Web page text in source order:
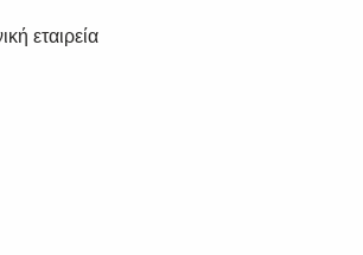
εταιρεία